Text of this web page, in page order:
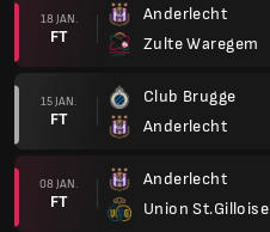
18 JAN.
FT
Anderlecht
Zulte Waregem
15 JAN.
FT
Club Brugge
Anderlecht
08 JAN.
FT
Anderlecht
Union St.Gilloise